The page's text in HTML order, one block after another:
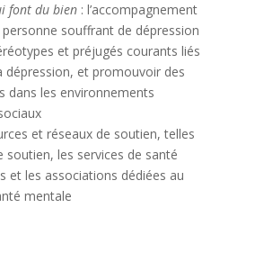
font du bien: l’accompagnement
personne souffrant de dépression
et préjugés courants liés
dépression, et promouvoir des
dans les environnements
et réseaux de soutien, telles
soutien, les services de santé
et les associations dédiées au
mentale